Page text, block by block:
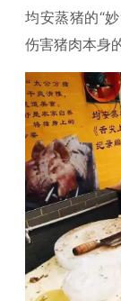
均安蒸猪的“
伤害猪肉本身